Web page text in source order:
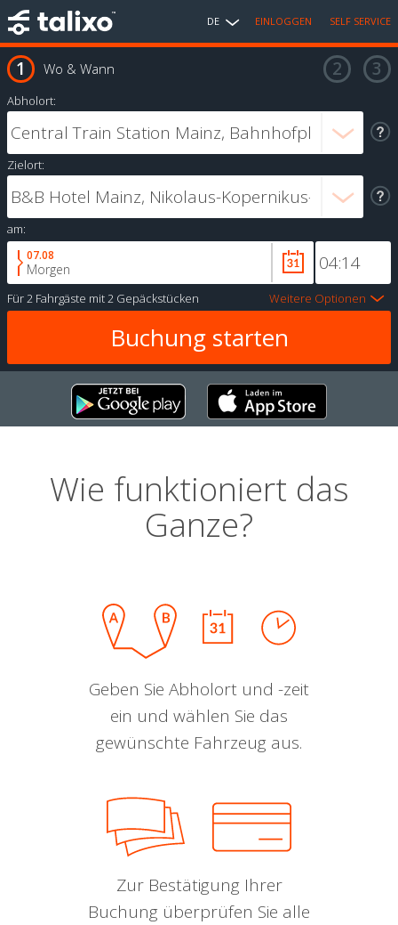
DE EINLOGGEN SELF SERVICE
Wo & Wann
Abholort:
Zielort:
am:
07.08
Morgen
Für2 Fahrgäste mit2 Gepäckstücken Weitere Optionen
Wie funktioniert das
Ganze?
Geben Sie Abholort und -zeit
ein und wählen Sie das
gewünschte Fahrzeug aus.
Zur Bestätigung Ihrer
Buchung überprüfen Sie alle